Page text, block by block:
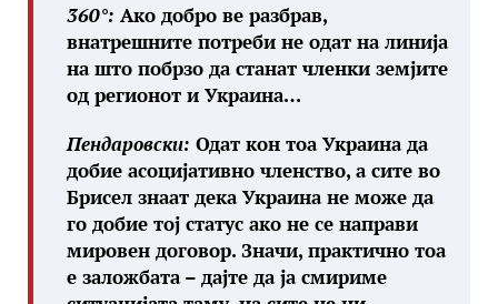
360°: Ако добро ве разбрав,
внатрешните потреби не одат на линија
на што побрзо да станат членки земјите
од регионот и Украина…
Пендаровски: Одат кон тоа Украина да
добие асоцијативно членство, а сите во
Брисел знаат дека Украина не може да
го добие тој статус ако не се направи
мировен договор. Значи, практично тоа
е заложбата – дајте да ја смириме